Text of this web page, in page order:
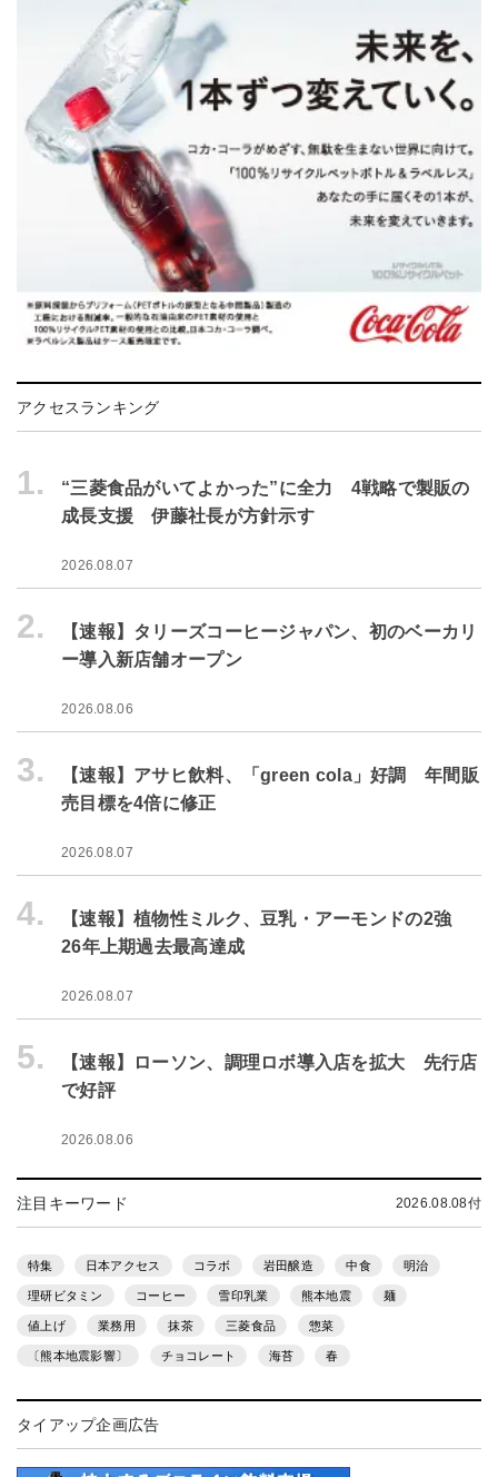
アクセスランキング
1.
“三菱食品がいてよかった”に全力 4戦略で製販の
成長支援 伊藤社長が方針示す
2026.08.07
2.
【速報】タリーズコーヒージャパン、初のベーカリ
ー導入新店舗オープン
2026.08.06
3.
【速報】アサヒ飲料、「green cola」好調 年間販
売目標を4倍に修正
2026.08.07
4.
【速報】植物性ミルク、豆乳・アーモンドの2強
26年上期過去最高達成
2026.08.07
5.
【速報】ローソン、調理ロボ導入店を拡大 先行店
で好評
2026.08.06
注目キーワード 2026.08.08付
特集 日本アクセス コラボ 岩田醸造 中食 明治
理研ビタミン コーヒー 雪印乳業 熊本地震 麺
値上げ 業務用 抹茶 三菱食品 惣菜
〔熊本地震影響〕 チョコレート 海苔 春
タイアップ企画広告